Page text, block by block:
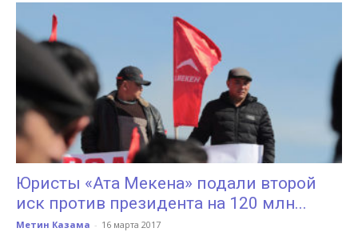
Юристы «Ата Мекена» подали второй
иск против президента на 120 млн...
Метин Казама - 16 марта 2017